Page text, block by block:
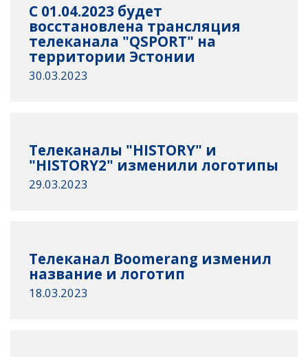
С 01.04.2023 будет
восстановлена трансляция
телеканала "QSPORT" на
территории Эстонии
30.03.2023
Телеканалы "HISTORY" и
"HISTORY2" изменили логотипы
29.03.2023
Телеканал Boomerang изменил
название и логотип
18.03.2023